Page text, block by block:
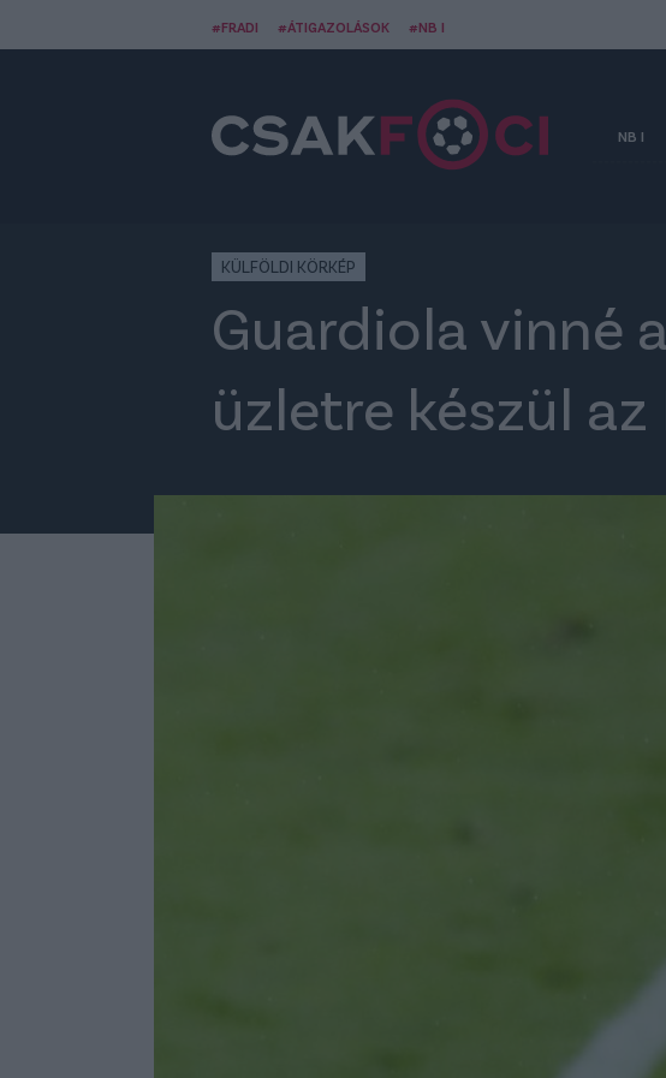
#FRADI #ÁTIGAZOLÁSOK #NB I
NB I
KÜLFÖLDI KÖRKÉP
Guardiola vinné
üzletre készül